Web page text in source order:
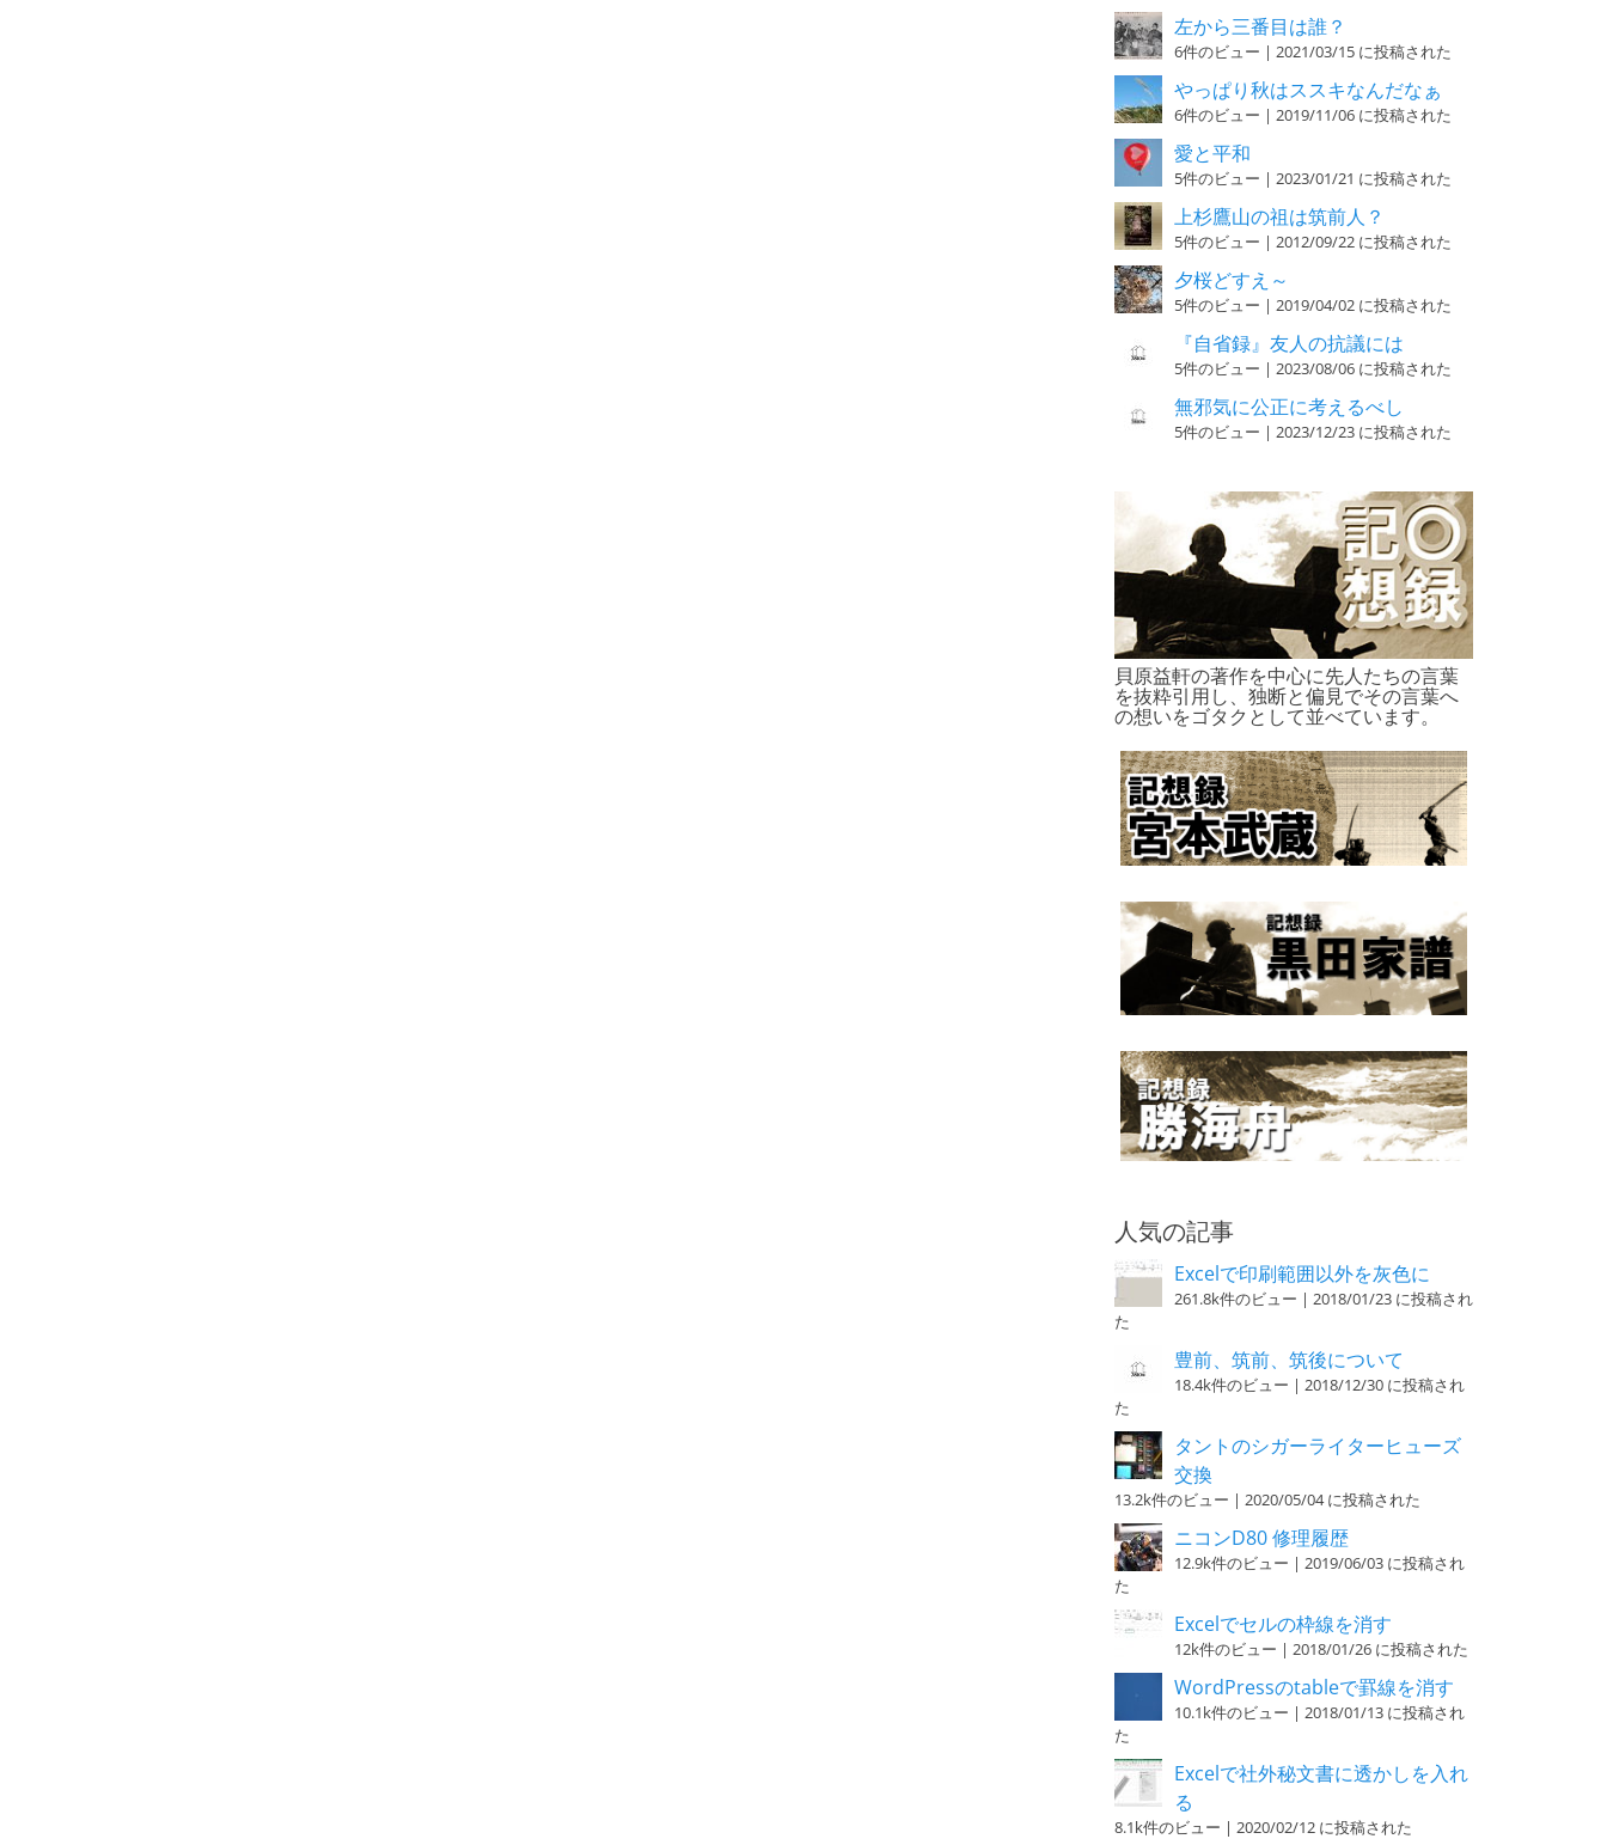
左から三番目は誰？
6件のビュー | 2021/03/15 に投稿された
やっぱり秋はススキなんだなぁ
6件のビュー | 2019/11/06 に投稿された
愛と平和
5件のビュー | 2023/01/21 に投稿された
上杉鷹山の祖は筑前人？
5件のビュー | 2012/09/22 に投稿された
夕桜どすえ～
5件のビュー | 2019/04/02 に投稿された
『自省録』友人の抗議には
5件のビュー | 2023/08/06 に投稿された
無邪気に公正に考えるべし
5件のビュー | 2023/12/23 に投稿された
貝原益軒の著作を中心に先人たちの言葉
を抜粋引用し、独断と偏見でその言葉へ
の想いをゴタクとして並べています。
人気の記事
Excelで印刷範囲以外を灰色に
261.8k件のビュー | 2018/01/23 に投稿され
た
豊前、筑前、筑後について
18.4k件のビュー | 2018/12/30 に投稿され
た
タントのシガーライターヒューズ
交換
13.2k件のビュー | 2020/05/04 に投稿された
ニコンD80 修理履歴
12.9k件のビュー | 2019/06/03 に投稿され
た
Excelでセルの枠線を消す
12k件のビュー | 2018/01/26 に投稿された
WordPressのtableで罫線を消す
10.1k件のビュー | 2018/01/13 に投稿され
た
Excelで社外秘文書に透かしを入れ
る
8.1k件のビュー | 2020/02/12 に投稿された